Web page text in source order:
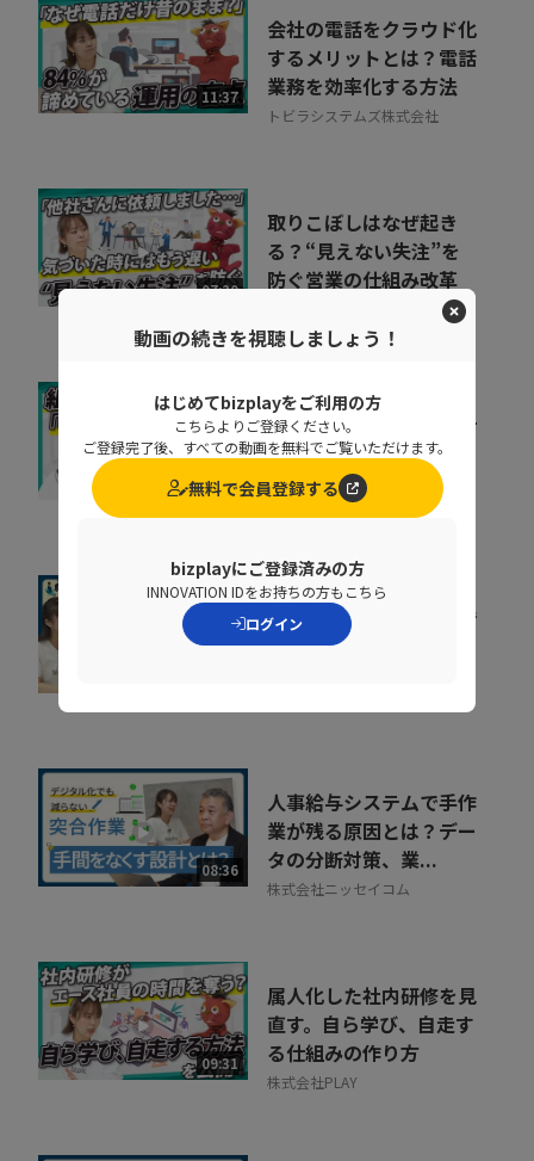
11:37
会社の電話をクラウド化
するメリットとは？電話
業務を効率化する方法
トビラシステムズ株式会社
07:20
取りこぼしはなぜ起き
る？“見えない失注”を
防ぐ営業の仕組み改革
07:07
キャリア迷子を防ぐ！組
織をあげた「リスキリン
グ」のヒントとは
株式会社ベネッセコーポレーシ
ョン
組織が育たない本当の理
由。 売上の成長ポイン
08:36
人事給与システムで手作
業が残る原因とは？デー
タの分断対策、業...
株式会社ニッセイコム
09:31
属人化した社内研修を見
直す。自ら学び、自走す
る仕組みの作り方
株式会社PLAY
動画の続きを視聴しましょう！
はじめてbizplayをご利用の方
こちらよりご登録ください。
ご登録完了後、すべての動画を無料でご覧いただけます。
無料で会員登録する
bizplayにご登録済みの方
INNOVATION IDをお持ちの方もこちら
ログイン